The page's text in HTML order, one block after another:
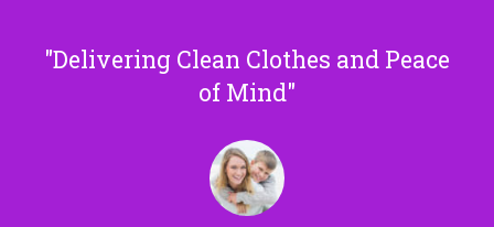
Delivering Clean Clothes and Peace
of Mind